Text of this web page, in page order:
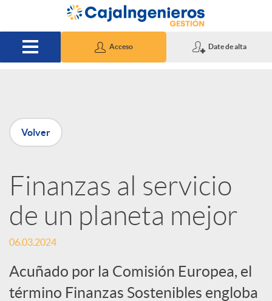
Saltar al contenido principal
Acceso Date de alta
P
u
b
l
i
Volver
Finanzas al servicio
de un planeta mejor
06.03.2024
Acuñado por la Comisión Europea, el
término Finanzas Sostenibles engloba